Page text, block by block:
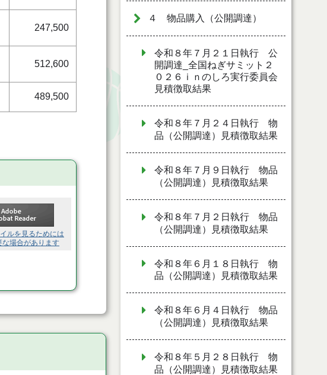
247,500
512,600
489,500
ルを見るためには
な場合があります
４ 物品購入（公開調達）
令和８年７月２１日執行 公
開調達_全国ねぎサミット２
０２６ｉｎのしろ実行委員会
見積徴取結果
令和８年７月２４日執行 物
品（公開調達）見積徴取結果
令和８年７月９日執行 物品
（公開調達）見積徴取結果
令和８年７月２日執行 物品
（公開調達）見積徴取結果
令和８年６月１８日執行 物
品（公開調達）見積徴取結果
令和８年６月４日執行 物品
（公開調達）見積徴取結果
令和８年５月２８日執行 物
品（公開調達）見積徴取結果